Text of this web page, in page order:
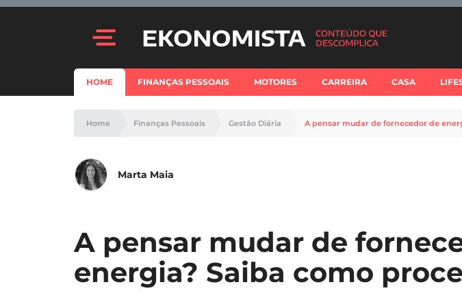
HOME FINANÇAS PESSOAIS MOTORES CARREIRA CASA
Home Finanças Pessoais Gestão Diária A pensar mudar de fornecedor de
Marta Maia
A pensar mudar de
energia? Saiba como